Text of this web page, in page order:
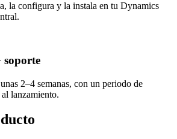
la configura y la instala en tu Dynamics
soporte
2–4 semanas, con un periodo de
lanzamiento.